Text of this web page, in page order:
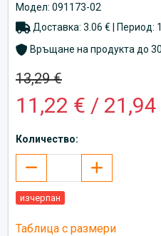
Модел: 091173-02
Доставка: 3.06 € | Период:
Връщане на продукта до
13,29 €
11,22 € / 21,94
Количество:
изчерпан
Таблица с размери